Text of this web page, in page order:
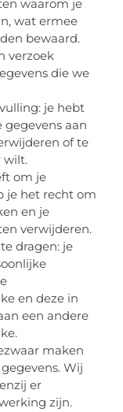
waarom je
wat ermee
bewaard.
verzoek
die we
je hebt
aan
of te
wilt.
om je
je het recht om
en je
verwijderen.
dragen: je
en deze in
een andere
maken
Wij
er
zijn.